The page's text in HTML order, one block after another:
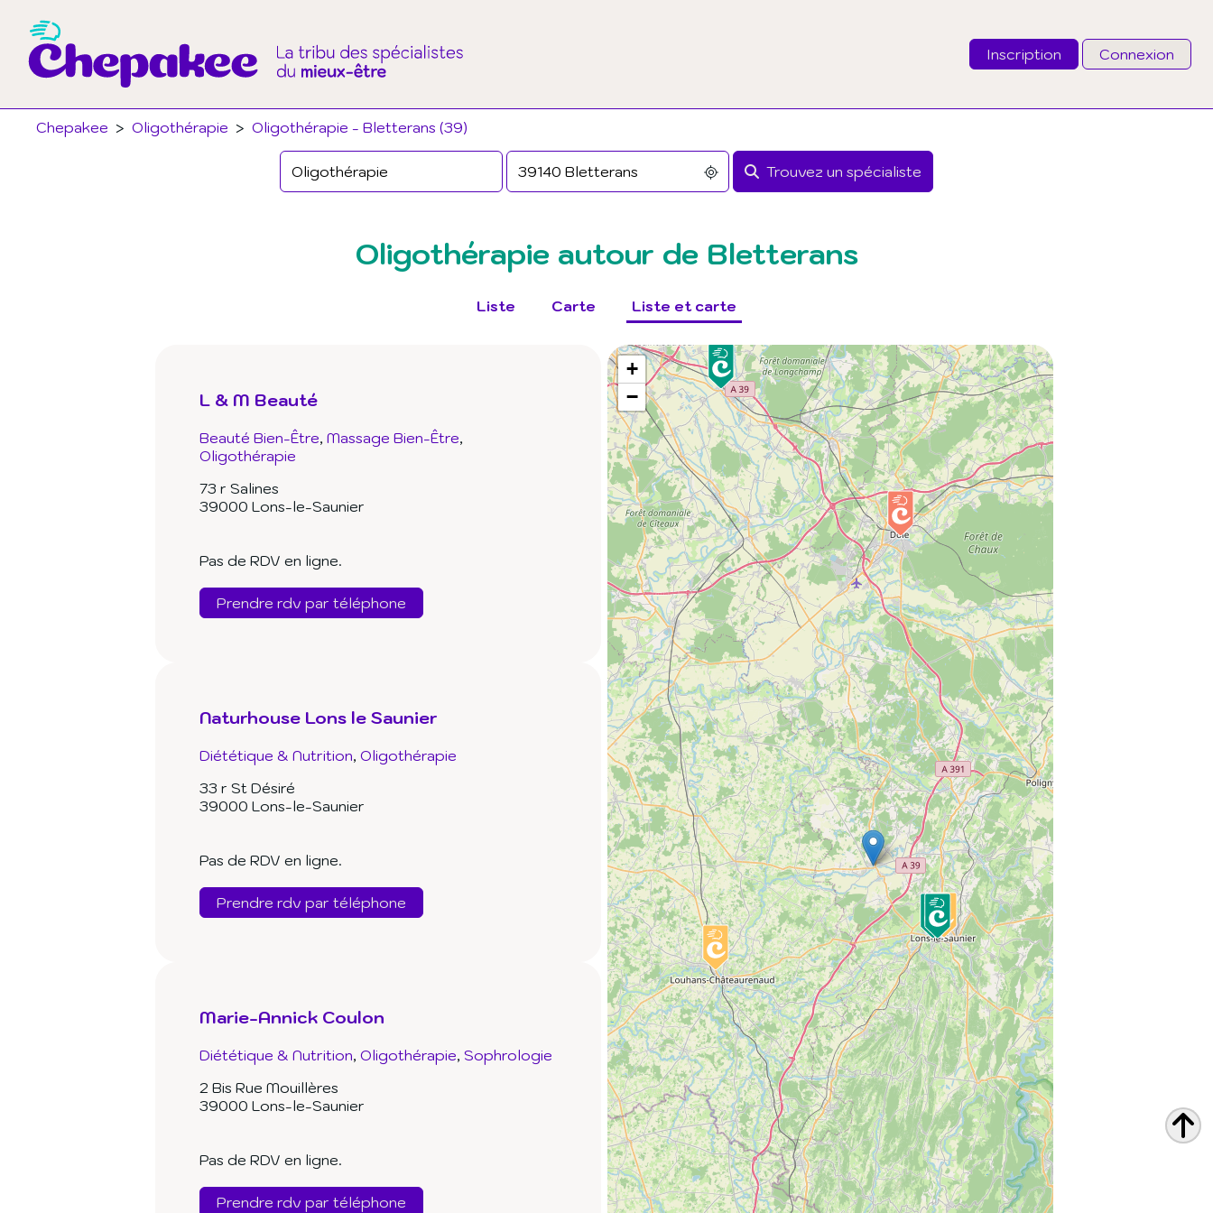
Inscription Connexion
Chepakee > Oligothérapie > Oligothérapie - Bletterans (39)
Trouvez un spécialiste
Email
Mot de passe
Oligothérapie autour de Bletterans
Liste Carte Liste et carte
L & M Beauté
Beauté Bien-Être Massage Bien-Être
Oligothérapie
73 r Salines
39000 Lons-le-Saunier
Pas de RDV en ligne.
Prendre rdv par téléphone
Naturhouse Lons le Saunier
Diététique & Nutrition Oligothérapie
33 r St Désiré
39000 Lons-le-Saunier
Pas de RDV en ligne.
Prendre rdv par téléphone
Marie-Annick Coulon
Diététique & Nutrition Oligothérapie Sophrologie
2 Bis Rue Mouillères
39000 Lons-le-Saunier
Pas de RDV en ligne.
Prendre rdv par téléphone
+
−